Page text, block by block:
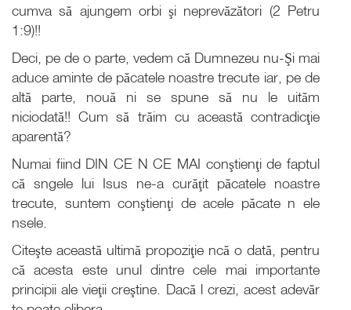
cumva să ajungem orbi şi neprevăzători (2 Petru
1:9)!!
Deci, pe de o parte, vedem că Dumnezeu nu-Şi mai
aduce aminte de păcatele noastre trecute iar, pe de
altă parte, nouă ni se spune să nu le uităm
niciodată!! Cum să trăim cu această contradicţie
aparentă?
Numai fiind DIN CE N CE MAI conştienţi de faptul
că sngele lui Isus ne-a curăţit păcatele noastre
trecute, suntem conştienţi de acele păcate n ele
nsele.
Citeşte această ultimă propoziţie ncă o dată, pentru
că acesta este unul dintre cele mai importante
principii ale vieţii creştine. Dacă l crezi, acest adevăr